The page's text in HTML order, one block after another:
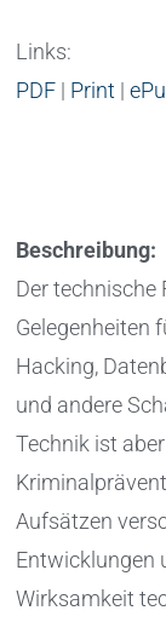
Links:
PDF | Print |
Beschreibung:
Der
Gelegenheiten
Hacking,
und andere
Technik ist
Aufsätzen
Entwicklungen
Wirksamkeit